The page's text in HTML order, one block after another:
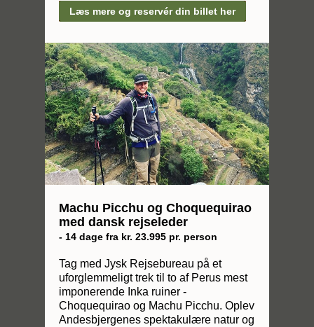
Læs mere og reservér din billet her
Machu Picchu og Choquequirao
med dansk rejseleder
- 14 dage fra kr. 23.995 pr. person
Tag med Jysk Rejsebureau på et
uforglemmeligt trek til to af Perus mest
imponerende Inka ruiner -
Choquequirao og Machu Picchu. Oplev
Andesbjergenes spektakulære natur og